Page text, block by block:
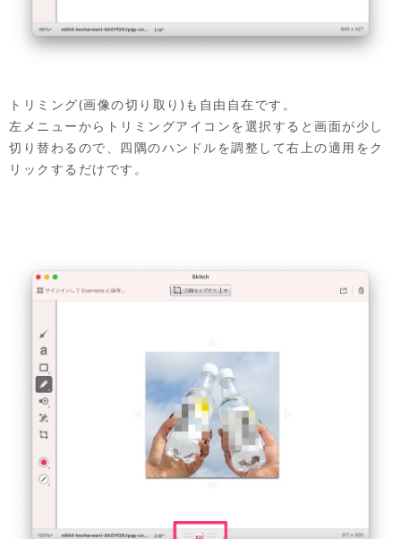
トリミング(画像の切り取り)も自由自在です。
左メニューからトリミングアイコンを選択すると画面が少し
切り替わるので、四隅のハンドルを調整して右上の適用をク
リックするだけです。